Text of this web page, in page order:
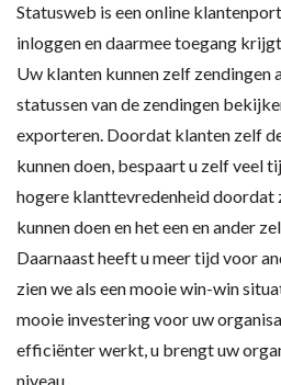
Statusweb is een online
inloggen en daarmee toegang
Uw klanten kunnen zelf zendingen
statussen van de zendingen
exporteren. Doordat klanten zelf
kunnen doen, bespaart u zelf veel
hogere klanttevredenheid doordat
kunnen doen en het een en ander
Daarnaast heeft u meer tijd voor
zien we als een mooie win-win
mooie investering voor uw
efficiënter werkt, u brengt uw
niveau.